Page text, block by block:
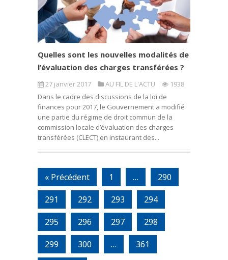
Quelles sont les nouvelles modalités de
l’évaluation des charges transférées ?
27 janvier 2017 AU FIL DE L'ACTU
1938
Dans le cadre des discussions de la loi de
finances pour 2017, le Gouvernement a modifié
une partie du régime de droit commun de la
commission locale d’évaluation des charges
transférées (CLECT) en instaurant des...
« Précédent 1 …
290
291
292 293
294
295
296 297
298
299
300 … 361